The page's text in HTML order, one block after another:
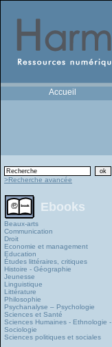
Accueil
>Recherche avancée
Ebooks
Beaux-arts
Communication
Droit
Economie et management
Education
Études littéraires, critiques
Histoire - Géographie
Jeunesse
Linguistique
Littérature
Philosophie
Psychanalyse – Psychologie
Sciences et Santé
Sciences Humaines - Ethnologie -
Sociologie
Sciences politiques et sociales